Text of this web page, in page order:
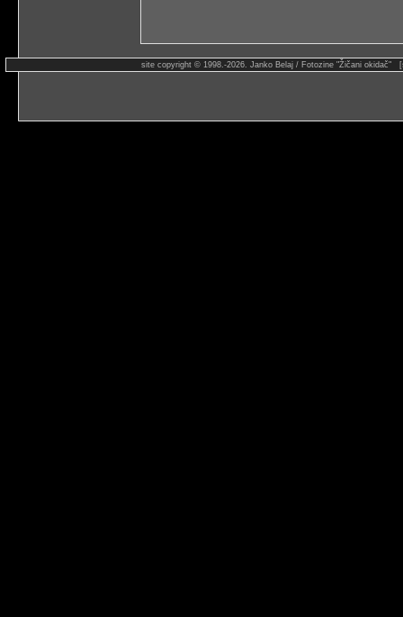
site copyright © 1998.-2026. Janko Belaj / Fotozine "Žičani okidač"